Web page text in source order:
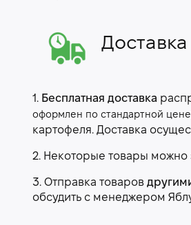
Доставка
1. Бесплатная доставка
оформлен по стандартной
картофеля. Доставка
2. Некоторые товары можно
3. Отправка товаров
обсудить с менеджером